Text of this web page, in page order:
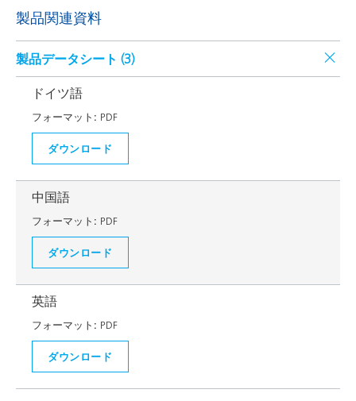
製品関連資料
製品データシート (3)
ドイツ語
フォーマット: PDF
ダウンロード
中国語
フォーマット: PDF
ダウンロード
英語
フォーマット: PDF
ダウンロード